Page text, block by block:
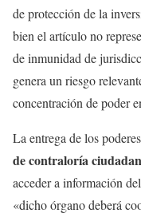
de protección de la
bien el artículo no
de inmunidad de
genera un riesgo
concentración de poder
La entrega de los
de contraloría
acceder a información
«dicho órgano deberá